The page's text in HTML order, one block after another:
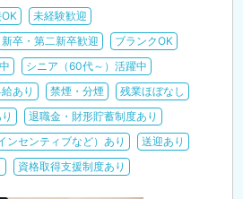
未経験歓迎
新卒・第二新卒歓迎
ブランクOK
シニア（60代～）活躍中
あり 禁煙・分煙
残業ほぼなし
退職金・財形貯蓄制度あり
ンセンティブなど）あり
送迎あり
資格取得支援制度あり